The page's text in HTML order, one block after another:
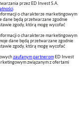
przez ED Invest S.A.
.
o charakterze marketingowym
dane będą przetwarzane zgodnie
zgody, którą mogę wycofać
o charakterze marketingowym
dane będą przetwarzane zgodnie
zgody, którą mogę wycofać
zaufanym partneromED Invest
związanym z ofertami